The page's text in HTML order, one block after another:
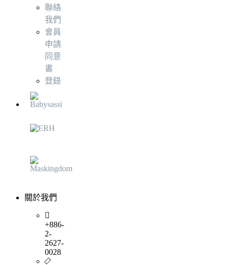
聯絡
我們
會員
申請
同意
書
登錄
關於我們
+886-
2-
2627-
0028